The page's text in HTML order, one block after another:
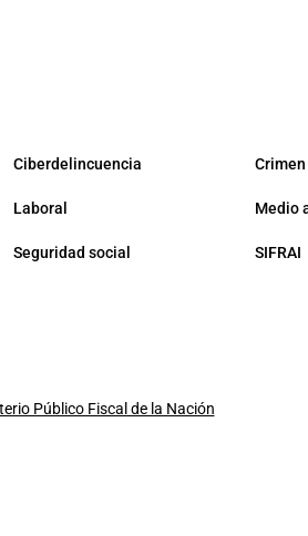
Ciberdelincuencia
Laboral Medio
Seguridad social SIFRAI
Público Fiscal de la Nación